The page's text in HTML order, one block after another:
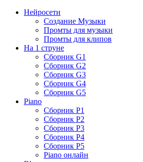
Нейросети
Создание Музыки
Промты для музыки
Промты для клипов
На 1 струне
Сборник G1
Сборник G2
Сборник G3
Сборник G4
Сборник G5
Piano
Сборник P1
Сборник P2
Сборник P3
Сборник P4
Сборник P5
Piano онлайн